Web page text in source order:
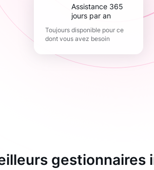
Assistance 365
jours par an
Toujours disponible pour ce
dont vous avez besoin
gestionnaires